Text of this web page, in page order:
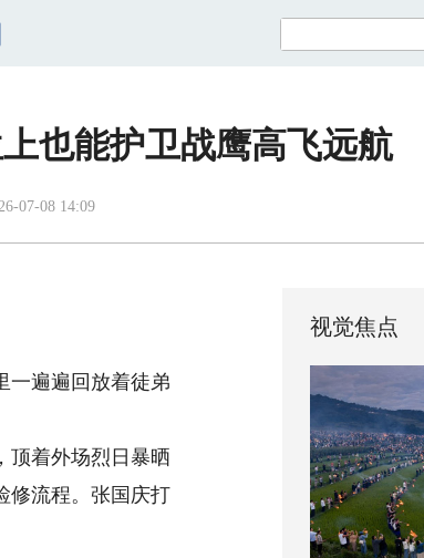
也能护卫战鹰高飞远航
07-08 14:09
遍遍回放着徒弟
着外场烈日暴晒
修流程。张国庆打
视觉焦点